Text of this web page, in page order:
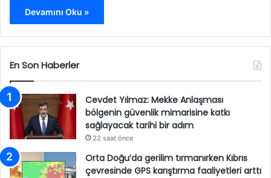
Devamını Oku »
En Son Haberler
Cevdet Yılmaz: Mekke Anlaşması
bölgenin güvenlik mimarisine katkı
sağlayacak tarihi bir adım
22 saat önce
Orta Doğu’da gerilim tırmanırken Kıbrıs
çevresinde GPS karıştırma faaliyetleri arttı